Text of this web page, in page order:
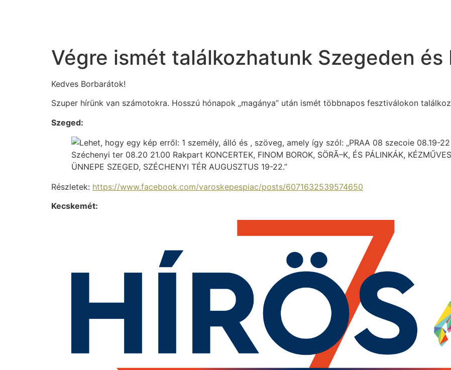
Végre ismét találkozhatunk Szegeden és
Kedves Borbarátok!
Szuper hírünk van számotokra. Hosszú hónapok „magánya” után ismét többnapos fesztiválokon
Szeged:
Részletek: https://www.facebook.com/varoskepespiac/posts/6071632539574650
Kecskemét: